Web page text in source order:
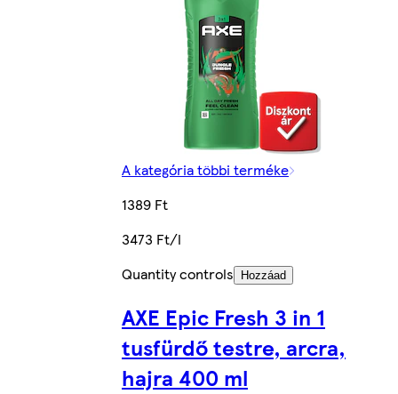
A kategória többi terméke
1389 Ft
3473 Ft/l
Quantity controls
Hozzáad
AXE Epic Fresh 3 in 1
tusfürdő testre, arcra,
hajra 400 ml